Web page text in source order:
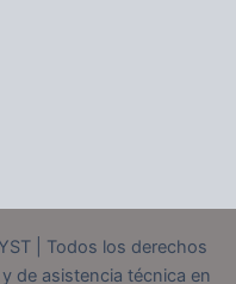
| Todos los derechos
de asistencia técnica en